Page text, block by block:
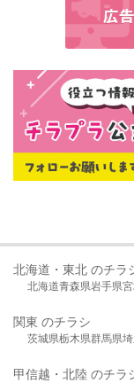
北海道・東北 のチラ
北海道青森県岩手県
関東 のチラシ
茨城県栃木県群馬県
甲信越・北陸 のチラ